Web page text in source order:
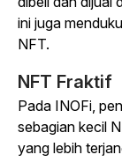
ini juga
NFT.
NFT Fraktif
Pada INOFi,
sebagian kecil
yang lebih